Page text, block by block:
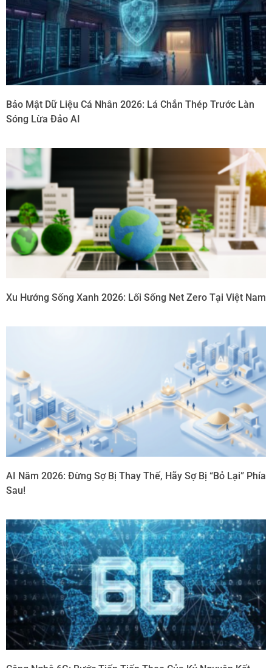
Bảo Mật Dữ Liệu Cá Nhân 2026: Lá Chắn Thép Trước Làn
Sóng Lừa Đảo AI
Xu Hướng Sống Xanh 2026: Lối Sống Net Zero Tại Việt Nam
AI Năm 2026: Đừng Sợ Bị Thay Thế, Hãy Sợ Bị “Bỏ Lại” Phía
Sau!